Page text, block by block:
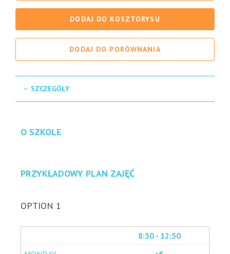
DODAJ DO KOSZTORYSU
DODAJ DO PORÓWNANIA
SZCZEGÓŁY
O SZKOLE
PRZYKŁADOWY PLAN ZAJĘĆ
OPTION 1
8:30 - 12:50